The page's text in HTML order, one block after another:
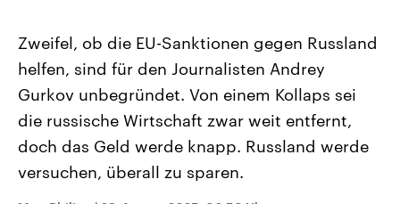
Landtagswahl Sachsen-Anhalt
2026
Alle Informationen
September 2026 einen neuen
Bundesland von einer Koalition aus
USA
Aktuelle Beiträge,
Hintergründe
gehören die Vereinigten
mit großem Einfluss auf
Zweifel, ob die EU-Sanktionen gegen Russland
helfen, sind für den Journalisten Andrey
Gurkov unbegründet. Von einem Kollaps sei
die russische Wirtschaft zwar weit entfernt,
doch das Geld werde knapp. Russland werde
versuchen, überall zu sparen.